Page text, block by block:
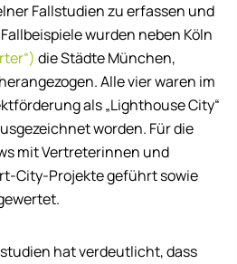
Fallstudien zu erfassen und
wurden neben Köln
die Städte München,
Alle vier waren im
als „Lighthouse City“
worden. Für die
mit Vertreterinnen und
City-Projekte geführt sowie
hat verdeutlicht, dass